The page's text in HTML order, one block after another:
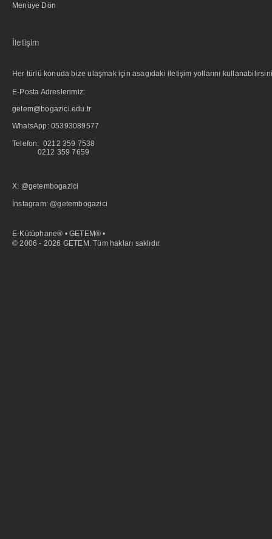
Menüye Dön
İletişim
Her türlü konuda bize ulaşmak için asagıdaki iletişim yollarını
E-Posta Adreslerimiz:
getem@bogazici.edu.tr
WhatsApp: 05393089577
Telefon: 0212 359 7538
0212 359 7659
X: @getembogazici
İnstagram: @getembogazici
E-Kütüphane® • GETEM® •
© 2006 - 2026 GETEM. Tüm hakları saklıdır.